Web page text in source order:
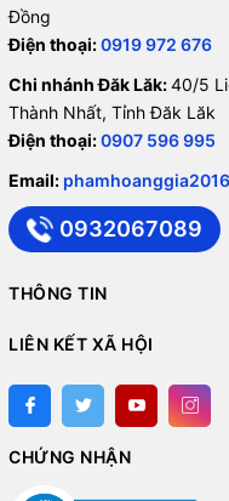
Đồng
Điện thoại:0919 972 676
Chi nhánh Đăk Lăk:40/5
Thành Nhất, Tỉnh Đăk Lăk
Điện thoại:0907 596 995
Email:
0932067089
THÔNG TIN
LIÊN KẾT XÃ HỘI
CHỨNG NHẬN